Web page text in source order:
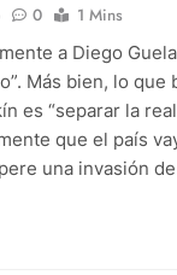
0
1 Mins
a Diego
Más bien, lo que
es “separar la
que el país
una invasión